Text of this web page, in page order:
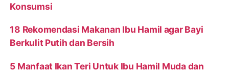
Konsumsi
18 Rekomendasi Makanan Ibu Hamil agar Bayi
Berkulit Putih dan Bersih
5 Manfaat Ikan Teri Untuk Ibu Hamil Muda dan